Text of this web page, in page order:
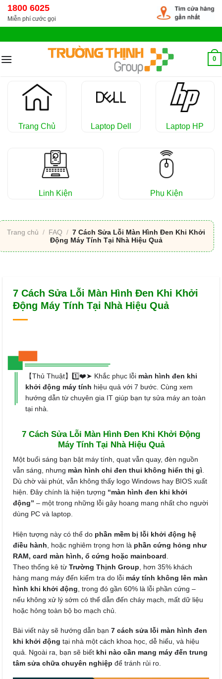
Chuyển
đến
dung
1800 6025
Miễn phí cước gọi
0
Trang Chủ Laptop Dell Laptop HP
Linh Kiện Phụ Kiện
Trang chủ / FAQ / 7 Cách Sửa Lỗi Màn Hình Đen Khi Khởi
Động Máy Tính Tại Nhà Hiệu Quả
7 Cách Sửa Lỗi Màn Hình Đen Khi Khởi
Động Máy Tính Tại Nhà Hiệu Quả
【Thủ Thuật】1️⃣❤️➤ Khắc phục lỗi màn hình đen khi
khởi động máy tính hiệu quả với 7 bước. Cùng xem
hướng dẫn từ chuyên gia IT giúp bạn tự sửa máy an toàn
tại nhà.
7 Cách Sửa Lỗi Màn Hình Đen Khi Khởi Động
Máy Tính Tại Nhà Hiệu Quả
Một buổi sáng bạn bật máy tính, quạt vẫn quay, đèn nguồn
vẫn sáng, nhưng màn hình chỉ đen thui không hiển thị gì.
Dù chờ vài phút, vẫn không thấy logo Windows hay BIOS xuất
hiện. Đây chính là hiện tượng “màn hình đen khi khởi
động” – một trong những lỗi gây hoang mang nhất cho người
dùng PC và laptop.
Hiện tượng này có thể do phần mềm bị lỗi khởi động hệ
điều hành , hoặc nghiêm trọng hơn là phần cứng hỏng như
RAM, card màn hình, ổ cứng hoặc mainboard
Theo thống kê từ Trường Thịnh Group , hơn 35% khách
hàng mang máy đến kiểm tra do lỗi máy tính không lên màn
hình khi khởi động , trong đó gần 60% là lỗi phần cứng –
nếu không xử lý sớm có thể dẫn đến cháy mạch, mất dữ liệu
hoặc hỏng toàn bộ bo mạch chủ.
Bài viết này sẽ hướng dẫn bạn 7 cách sửa lỗi màn hình đen
khi khởi động tại nhà một cách khoa học, dễ hiểu, và hiệu
quả. Ngoài ra, bạn sẽ biết khi nào cần mang máy đến trung
tâm sửa chữa chuyên nghiệp để tránh rủi ro.